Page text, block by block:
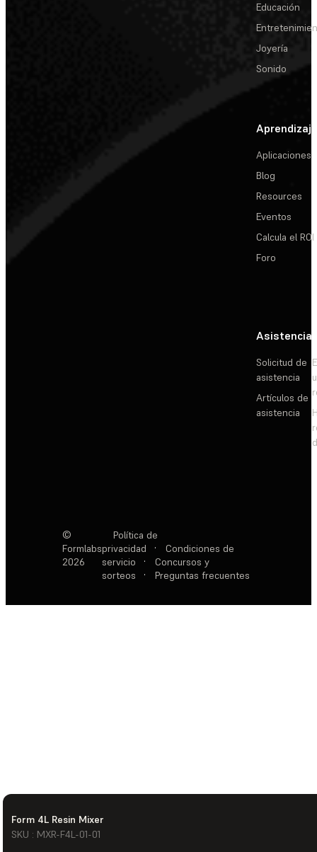
Form 4L Resin Mixer
SKU : MXR-F4L-01-01
Educación
Joyería
Sonido
Aprendizaje
Aplicaciones
Blog
Resources
Eventos
Calcula el ROI
Foro
Asistencia
Solicitud de
asistencia
Artículos de
asistencia
©
Formlabs
2026
Política de
privacidad
·
Condiciones de
servicio
·
Concursos y
sorteos
· Preguntas frecuentes